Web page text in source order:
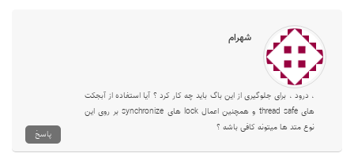
شهرام
، درود ، برای جلوگیری از این باگ باید چه کار کرد ؟ آیا استفاده از آبجکت
های thread safe و همچنین اعمال lock های synchronize بر روی این
نوع متد ها میتونه کافی باشه ؟
پاسخ